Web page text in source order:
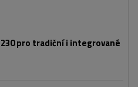
pro tradiční i integrované